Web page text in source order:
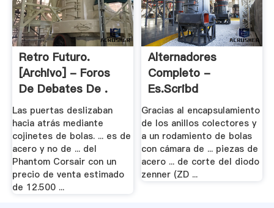
Retro Futuro.
[Archivo] - Foros
De Debates De .
Las puertas deslizaban
hacia atrás mediante
cojinetes de bolas. ... es de
acero y no de ... del
Phantom Corsair con un
precio de venta estimado
de 12.500 ...
Alternadores
Completo -
Es.scribd
Gracias al encapsulamiento
de los anillos colectores y
a un rodamiento de bolas
con cámara de ... piezas de
acero ... de corte del diodo
zenner (ZD ...